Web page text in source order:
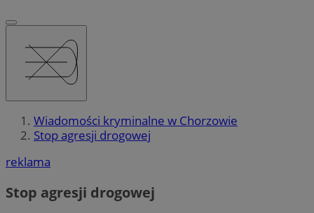
Wiadomości kryminalne w Chorzowie
Stop agresji drogowej
reklama
Stop agresji drogowej